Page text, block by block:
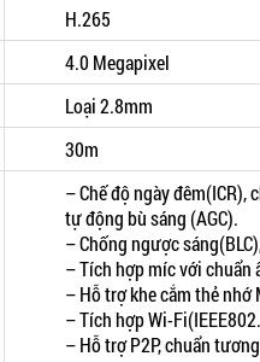
H.265
4.0 Megapixel
Loại 2.8mm
30m
– Chế độ ngày đêm(ICR),
tự động bù sáng (AGC).
– Chống ngược
– Tích hợp míc với chuẩn
– Hỗ trợ khe cắm thẻ nhớ
– Tích hợp Wi-
– Hỗ trợ P2P, chuẩn